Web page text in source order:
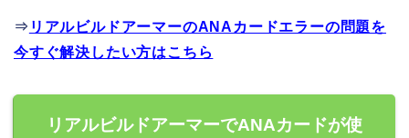
⇒ リアルビルドアーマーのANAカードエラーの問題を
今すぐ解決したい方はこちら
リアルビルドアーマーでANAカードが使